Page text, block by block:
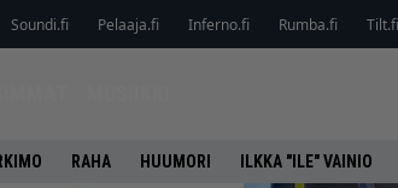
Soundi.fi Pelaaja.fi Inferno.fi Rumba.fi Tilt.fi
RAHA HUUMORI ILKKA "ILE" VAINIO